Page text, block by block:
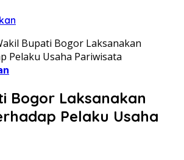
Bupati Bogor Laksanakan
Pelaku Usaha Pariwisata
Bogor Laksanakan
Pelaku Usaha